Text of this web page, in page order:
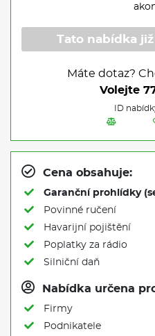
Tato nabídka
Máte dotaz?
Volejte
ID
Cena obsahuje:
Garanční prohlídky
Povinné ručení
Havarijní pojištění
Poplatky za rádio
Silniční daň
Nabídka určena
Firmy
Podnikatele